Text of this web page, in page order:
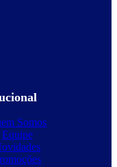
Somos
Equipe